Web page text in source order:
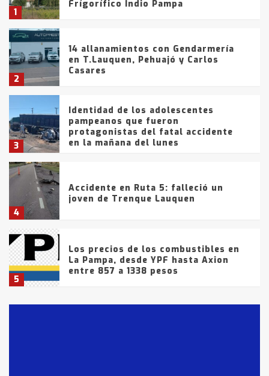
1
Frígorífico Indio Pampa
2
14 allanamientos con Gendarmería
en T.Lauquen, Pehuajó y Carlos
Casares
3
Identidad de los adolescentes
pampeanos que fueron
protagonistas del fatal accidente
en la mañana del lunes
4
Accidente en Ruta 5: falleció un
joven de Trenque Lauquen
5
Los precios de los combustibles en
La Pampa, desde YPF hasta Axion
entre 857 a 1338 pesos